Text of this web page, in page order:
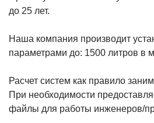
до 25 лет.
Наша компания производит
параметрами до: 1500 литров в
Расчет систем как правило
При необходимости
файлы для работы инженеров/